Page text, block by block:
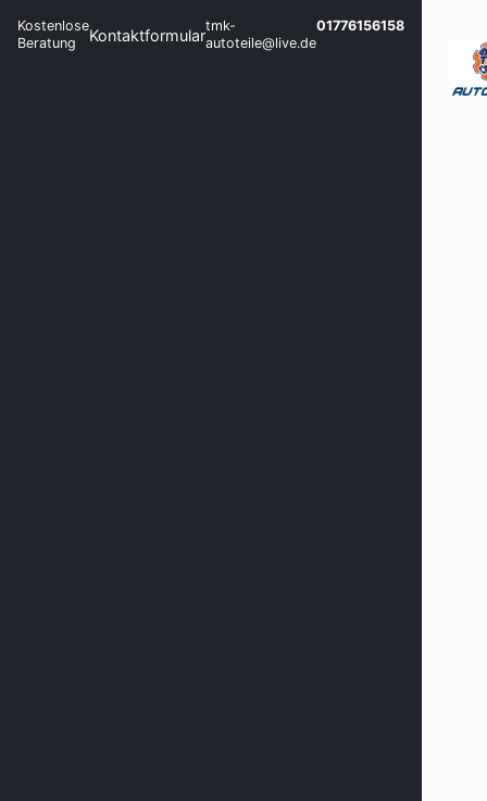
Kostenlose
Beratung
Kontaktformulartmk-
autoteile@live.de
01776156158